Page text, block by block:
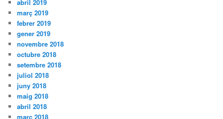
abril 2019
març 2019
febrer 2019
gener 2019
novembre 2018
octubre 2018
setembre 2018
juliol 2018
juny 2018
maig 2018
abril 2018
març 2018